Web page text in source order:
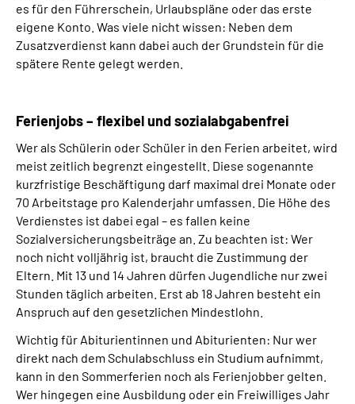
Suche
es für den Führerschein, Urlaubspläne oder das erste
eigene Konto. Was viele nicht wissen: Neben dem
Zusatzverdienst kann dabei auch der Grundstein für die
spätere Rente gelegt werden.
Ferienjobs – flexibel und sozialabgabenfrei
Wer als Schülerin oder Schüler in den Ferien arbeitet, wird
meist zeitlich begrenzt eingestellt. Diese sogenannte
kurzfristige Beschäftigung darf maximal drei Monate oder
70 Arbeitstage pro Kalenderjahr umfassen. Die Höhe des
Verdienstes ist dabei egal – es fallen keine
Sozialversicherungsbeiträge an. Zu beachten ist: Wer
noch nicht volljährig ist, braucht die Zustimmung der
Eltern. Mit 13 und 14 Jahren dürfen Jugendliche nur zwei
Stunden täglich arbeiten. Erst ab 18 Jahren besteht ein
Anspruch auf den gesetzlichen Mindestlohn.
Wichtig für Abiturientinnen und Abiturienten: Nur wer
direkt nach dem Schulabschluss ein Studium aufnimmt,
kann in den Sommerferien noch als Ferienjobber gelten.
Wer hingegen eine Ausbildung oder ein Freiwilliges Jahr